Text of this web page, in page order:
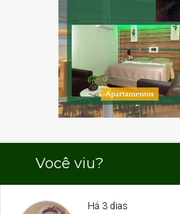
Você viu?
Há 3 dias